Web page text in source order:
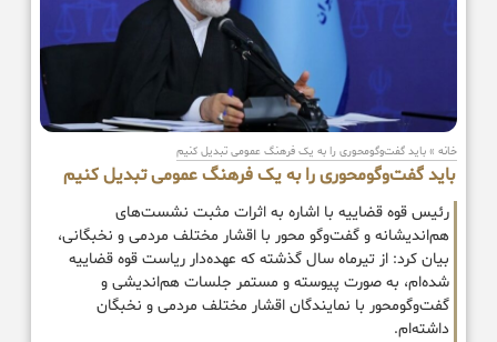
خانه » باید گفت‌وگومحوری را به یک فرهنگ عمومی تبدیل کنیم
باید گفت‌وگومحوری را به یک فرهنگ عمومی تبدیل کنیم
رئیس قوه قضاییه با اشاره به اثرات مثبت نشست‌های
هم‌اندیشانه و گفت‌وگو محور با اقشار مختلف مردمی و نخبگانی،
بیان کرد: از تیرماه سال گذشته که عهده‌دار ریاست قوه قضاییه
شده‌ام، به صورت پیوسته و مستمر جلسات هم‌اندیشی و
گفت‌وگومحور با نمایندگان اقشار مختلف مردمی و نخبگان
داشته‌ام.